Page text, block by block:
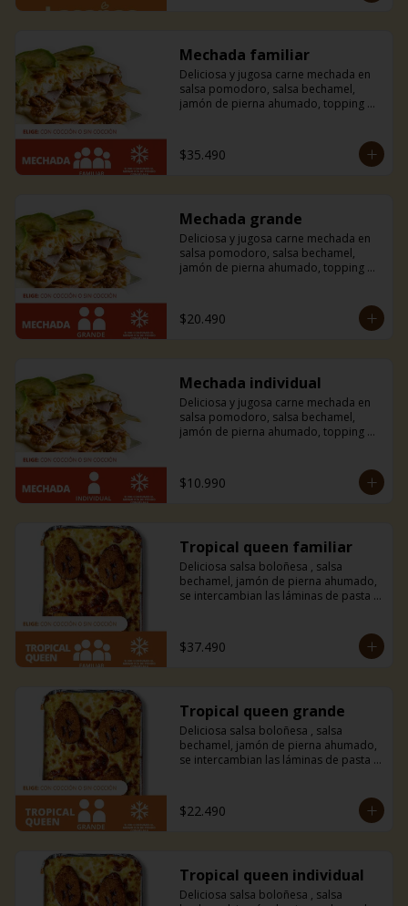
Mechada familiar
Deliciosa y jugosa carne mechada en
salsa pomodoro, salsa bechamel,
jamón de pierna ahumado, topping de
$35.490
Mechada grande
Deliciosa y jugosa carne mechada en
salsa pomodoro, salsa bechamel,
jamón de pierna ahumado, topping de
$20.490
Mechada individual
Deliciosa y jugosa carne mechada en
salsa pomodoro, salsa bechamel,
jamón de pierna ahumado, topping de
$10.990
Tropical queen familiar
Deliciosa salsa boloñesa , salsa
bechamel, jamón de pierna ahumado,
se intercambian las láminas de pasta
Amarás esta combinación entre dulce
y salado con un toque tropical.
$37.490
Tropical queen grande
Deliciosa salsa boloñesa , salsa
bechamel, jamón de pierna ahumado,
se intercambian las láminas de pasta
Amarás esta combinación entre dulce
y salado con un toque tropical.
$22.490
Tropical queen individual
Deliciosa salsa boloñesa , salsa